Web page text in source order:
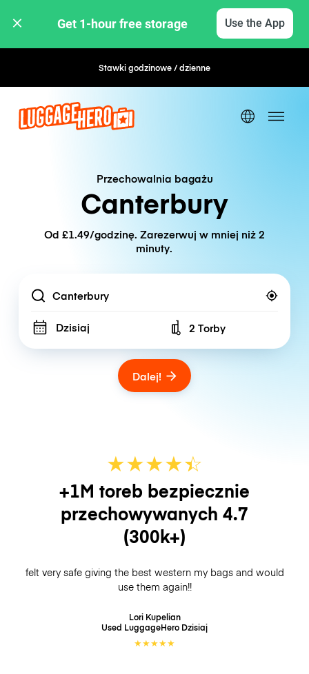
Get 1-hour free storage Use the App
Stawki godzinowe / dzienne Elastyczna rezerwacja
Przechowalnia bagażu
Canterbury
Od £1.49/godzinę. Zarezerwuj w mniej niż 2
minuty.
Location
Dzisiaj Number of bags
2 Torby
Dalej!
★★★★☆
★
+1M toreb bezpiecznie
przechowywanych 4.7
(300k+)
felt very safe giving the best western my bags and would
use them again!!
Lori Kupelian
Used LuggageHero Dzisiaj
★★★★★